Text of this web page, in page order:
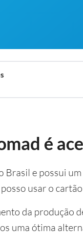
é
Brasil e possui
usar o
da produção
uma ótima